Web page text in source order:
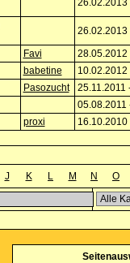
26.02.2013
26.02.2013
Favi
28.05.2012
babetine
10.02.2012
Pasozucht
25.11.2011
05.08.2011
proxi 16.10.2010
J K L M N O